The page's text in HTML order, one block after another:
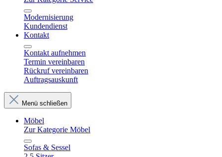
Modernisierung
Kundendienst
Kontakt
Kontakt aufnehmen
Termin vereinbaren
Rückruf vereinbaren
Auftragsauskunft
Menü schließen
Möbel
Zur Kategorie Möbel
Sofas & Sessel